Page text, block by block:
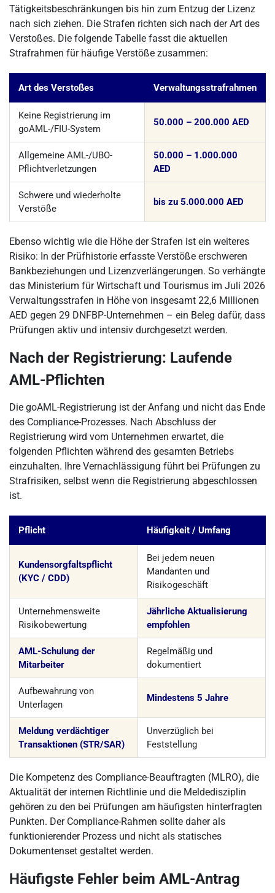
Tätigkeitsbeschränkungen bis hin zum Entzug der Lizenz
nach sich ziehen. Die Strafen richten sich nach der Art des
Verstoßes. Die folgende Tabelle fasst die aktuellen
Strafrahmen für häufige Verstöße zusammen:
Art des Verstoßes Verwaltungsstrafrahmen
Keine Registrierung im
goAML-/FIU-System
50.000 – 200.000 AED
Allgemeine AML-/UBO-
Pflichtverletzungen
50.000 – 1.000.000
AED
Schwere und wiederholte
Verstöße
bis zu 5.000.000 AED
Ebenso wichtig wie die Höhe der Strafen ist ein weiteres
Risiko: In der Prüfhistorie erfasste Verstöße erschweren
Bankbeziehungen und Lizenzverlängerungen. So verhängte
das Ministerium für Wirtschaft und Tourismus im Juli 2026
Verwaltungsstrafen in Höhe von insgesamt 22,6 Millionen
AED gegen 29 DNFBP-Unternehmen – ein Beleg dafür, dass
Prüfungen aktiv und intensiv durchgesetzt werden.
Nach der Registrierung: Laufende
AML-Pflichten
Die goAML-Registrierung ist der Anfang und nicht das Ende
des Compliance-Prozesses. Nach Abschluss der
Registrierung wird vom Unternehmen erwartet, die
folgenden Pflichten während des gesamten Betriebs
einzuhalten. Ihre Vernachlässigung führt bei Prüfungen zu
Strafrisiken, selbst wenn die Registrierung abgeschlossen
ist.
Pflicht Häufigkeit / Umfang
Kundensorgfaltspflicht
(KYC / CDD)
Bei jedem neuen
Mandanten und
Risikogeschäft
Unternehmensweite
Risikobewertung
Jährliche Aktualisierung
empfohlen
AML-Schulung der
Mitarbeiter
Regelmäßig und
dokumentiert
Aufbewahrung von
Unterlagen
Mindestens 5 Jahre
Meldung verdächtiger
Transaktionen (STR/SAR)
Unverzüglich bei
Feststellung
Die Kompetenz des Compliance-Beauftragten (MLRO), die
Aktualität der internen Richtlinie und die Meldedisziplin
gehören zu den bei Prüfungen am häufigsten hinterfragten
Punkten. Der Compliance-Rahmen sollte daher als
funktionierender Prozess und nicht als statisches
Dokumentenset gestaltet werden.
Häufigste Fehler beim AML-Antrag